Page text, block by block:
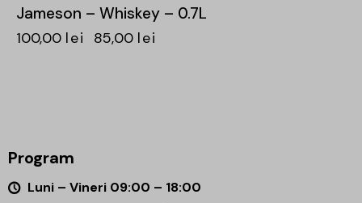
Jameson – Whiskey – 0.7L
100,00 lei 85,00 lei
Program
Luni – Vineri 09:00 – 18:00